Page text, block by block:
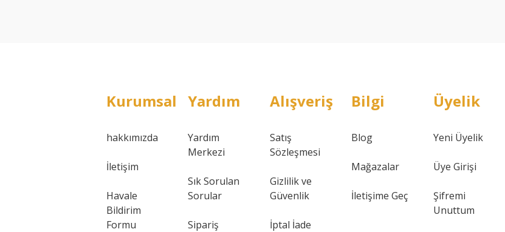
Kurumsal
hakkımızda
İletişim
Havale
Bildirim
Formu
Yardım
Yardım
Merkezi
Sık Sorulan
Sorular
Sipariş
Alışveriş
Satış
Sözleşmesi
Gizlilik ve
Güvenlik
İptal İade
Bilgi
Blog
Mağazalar
İletişime Geç
Üyelik
Yeni Üyelik
Üye Girişi
Şifremi
Unuttum